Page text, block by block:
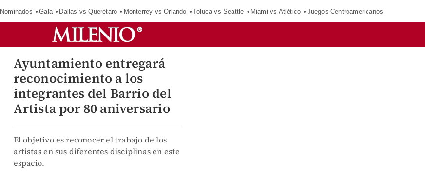
Nominados Gala Dallas vs Querétaro Monterrey vs Orlando Toluca vs Seattle Miami vs Atlético Juegos Centroamericanos
Ayuntamiento entregará
reconocimiento a los
integrantes del Barrio del
Artista por 80 aniversario
El objetivo es reconocer el trabajo de los
artistas en sus diferentes disciplinas en este
espacio.